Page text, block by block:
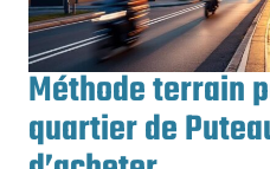
Méthode terrain
quartier de